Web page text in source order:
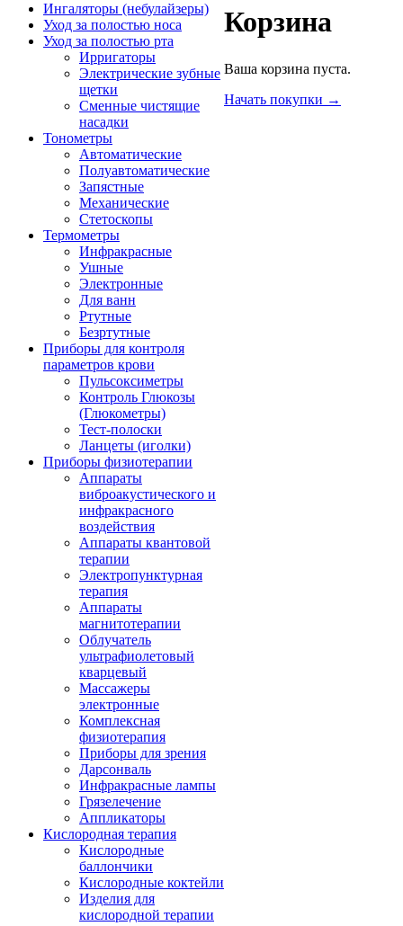
Ингаляторы (небулайзеры)
Уход за полостью носа
Уход за полостью рта
Ирригаторы
Электрические зубные
щетки
Сменные чистящие
насадки
Тонометры
Автоматические
Полуавтоматические
Запястные
Механические
Стетоскопы
Термометры
Инфракрасные
Ушные
Электронные
Для ванн
Ртутные
Безртутные
Приборы для контроля
параметров крови
Пульсоксиметры
Контроль Глюкозы
(Глюкометры)
Тест-полоски
Ланцеты (иголки)
Приборы физиотерапии
Аппараты
виброакустического и
инфракрасного
воздействия
Аппараты квантовой
терапии
Электропунктурная
терапия
Аппараты
магнитотерапии
Облучатель
ультрафиолетовый
кварцевый
Массажеры
электронные
Комплексная
физиотерапия
Приборы для зрения
Дарсонваль
Инфракрасные лампы
Грязелечение
Аппликаторы
Кислородная терапия
Кислородные
баллончики
Кислородные коктейли
Изделия для
кислородной терапии
Корзина
Ваша корзина пуста.
Начать покупки →